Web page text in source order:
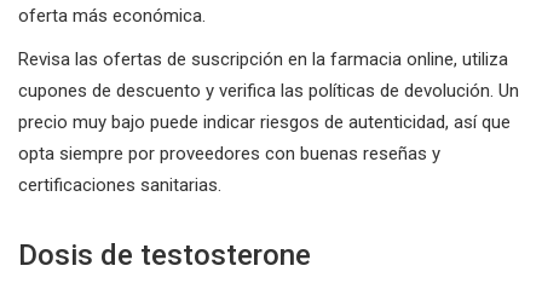
oferta más económica.
Revisa las ofertas de suscripción en la farmacia online, utiliza
cupones de descuento y verifica las políticas de devolución. Un
precio muy bajo puede indicar riesgos de autenticidad, así que
opta siempre por proveedores con buenas reseñas y
certificaciones sanitarias.
Dosis de testosterone